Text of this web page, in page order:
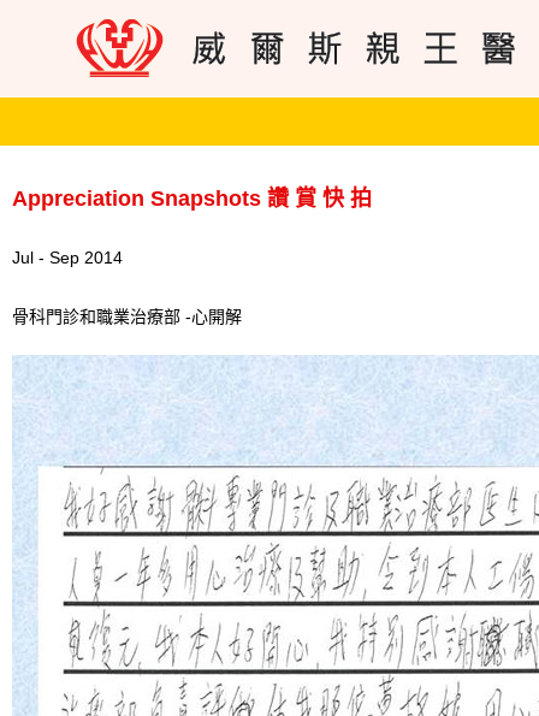
Appreciation Snapshots 讚 賞 快 拍
Jul - Sep 2014
骨科門診和職業治療部 -心開解